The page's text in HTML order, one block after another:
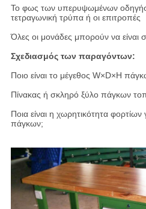
Το φως των υπερυψωμένων
τετραγωνική τρύπα ή οι επιτροπές
Όλες οι μονάδες μπορούν να είναι
Σχεδιασμός των παραγόντων:
Ποιο είναι το μέγεθος W×D×H
Πίνακας ή σκληρό ξύλο πάγκων
Ποια είναι η χωρητικότητα
πάγκων;